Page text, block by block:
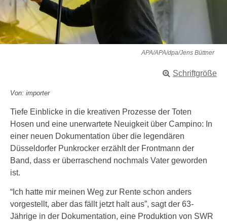
APA/APA/dpa/Jens Büttner
Schriftgröße
Von: importer
Tiefe Einblicke in die kreativen Prozesse der Toten
Hosen und eine unerwartete Neuigkeit über Campino: In
einer neuen Dokumentation über die legendären
Düsseldorfer Punkrocker erzählt der Frontmann der
Band, dass er überraschend nochmals Vater geworden
ist.
“Ich hatte mir meinen Weg zur Rente schon anders
vorgestellt, aber das fällt jetzt halt aus”, sagt der 63-
Jährige in der Dokumentation, eine Produktion von SWR